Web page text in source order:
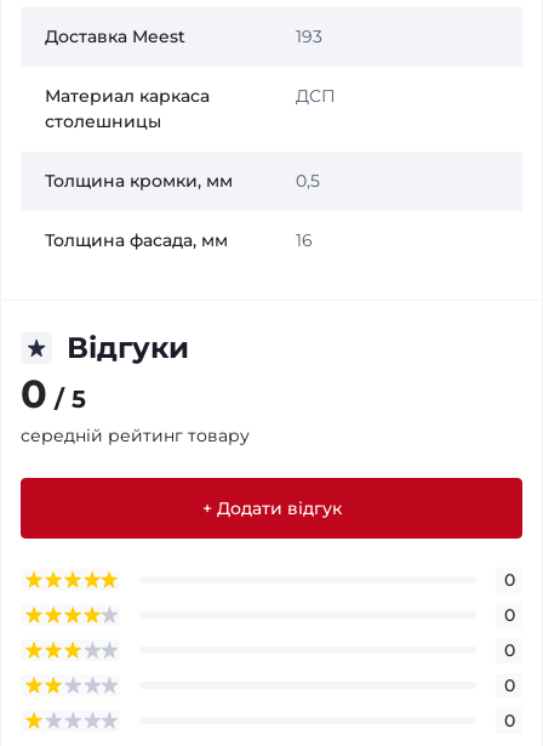
Доставка Meest 193
Материал каркаса
столешницы
ДСП
Толщина кромки, мм 0,5
Толщина фасада, мм 16
Відгуки
0 / 5
середній рейтинг товару
+ Додати відгук
0
0
0
0
0